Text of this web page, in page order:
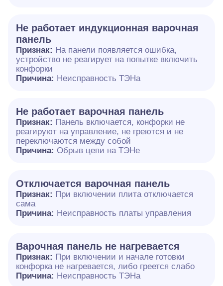
Не работает индукционная варочная
панель
Признак: На панели появляется ошибка,
устройство не реагирует на попытке включить
конфорки
Причина: Неисправность ТЭНа
Не работает варочная панель
Признак: Панель включается, конфорки не
реагируют на управление, не греются и не
переключаются между собой
Причина: Обрыв цепи на ТЭНе
Отключается варочная панель
Признак: При включении плита отключается
сама
Причина: Неисправность платы управления
Варочная панель не нагревается
Признак: При включении и начале готовки
конфорка не нагревается, либо греется слабо
Причина: Неисправность ТЭНа